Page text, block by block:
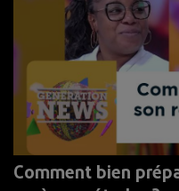
Comment bien